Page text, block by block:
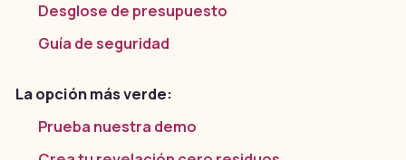
Desglose de presupuesto
Guía de seguridad
La opción más verde:
Prueba nuestra demo